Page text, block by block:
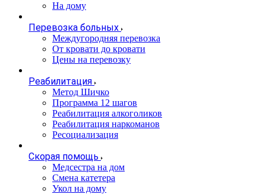
На дому
Перевозка больных
Междугородняя перевозка
От кровати до кровати
Цены на перевозку
Реабилитация
Метод Шичко
Программа 12 шагов
Реабилитация алкоголиков
Реабилитация наркоманов
Ресоциализация
Скорая помощь
Медсестра на дом
Смена катетера
Укол на дому